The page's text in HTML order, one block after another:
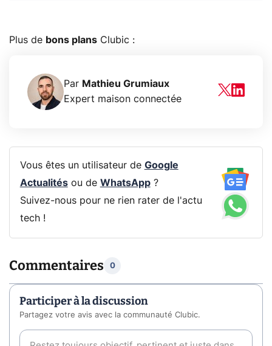
Plus de bons plans Clubic :
Par Mathieu Grumiaux
Expert maison connectée
Vous êtes un utilisateur de Google
Actualitésou de WhatsApp?
Suivez-nous pour ne rien rater de l'actu
tech !
Commentaires 0
Participer à la discussion
Partagez votre avis avec la communauté Clubic.